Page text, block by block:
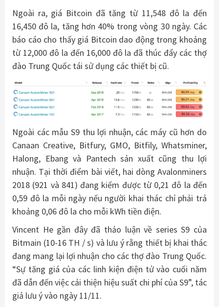
Ngoài ra, giá Bitcoin đã tăng từ 11,548 đô la đến
16,450 đô la, tăng hơn 40% trong vòng 30 ngày. Các
báo cáo cho thấy giá Bitcoin dao động trong khoảng
từ 12,000 đô la đến 16,000 đô la đã thúc đẩy các thợ
đào Trung Quốc tái sử dụng các thiết bị cũ.
Ngoài các mẫu S9 thu lợi nhuận, các máy cũ hơn do
Canaan Creative, Bitfury, GMO, Bitfily, Whatsminer,
Halong, Ebang và Pantech sản xuất cũng thu lợi
nhuận. Tại thời điểm bài viết, hai dòng Avalonminers
2018 (921 và 841) đang kiếm được từ 0,21 đô la đến
0,59 đô la mỗi ngày nếu người khai thác chỉ phải trả
khoảng 0,06 đô la cho mỗi kWh tiền điện.
Vincent He gần đây đã thảo luận về series S9 của
Bitmain (10-16 TH / s) và lưu ý rằng thiết bị khai thác
đang mang lại lợi nhuận cho các thợ đào Trung Quốc.
“Sự tăng giá của các linh kiện điện tử vào cuối năm
đã dẫn đến việc cải thiện hiệu suất chi phí của S9”, tác
giả lưu ý vào ngày 11/11.